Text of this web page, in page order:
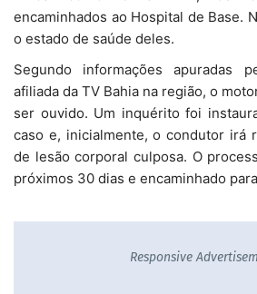
encaminhados ao Hospital de Base.
o estado de saúde deles.
Segundo informações apuradas
afiliada da TV Bahia na região, o
ser ouvido. Um inquérito foi
caso e, inicialmente, o condutor irá
de lesão corporal culposa. O
próximos 30 dias e encaminhado
Responsive